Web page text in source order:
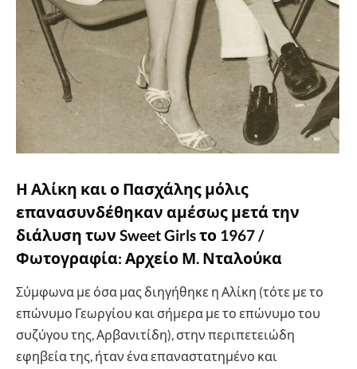
Η Αλίκη και ο Πασχάλης μόλις
επανασυνδέθηκαν αμέσως μετά την
διάλυση των Sweet Girls το 1967 /
Φωτογραφία: Αρχείο Μ. Νταλούκα
Σύμφωνα με όσα μας διηγήθηκε η Αλίκη (τότε με το
επώνυμο Γεωργίου και σήμερα με το επώνυμο του
συζύγου της, Αρβανιτίδη), στην περιπετειώδη
εφηβεία της, ήταν ένα επαναστατημένο και